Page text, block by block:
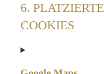
6. PLATZIERTE
COOKIES